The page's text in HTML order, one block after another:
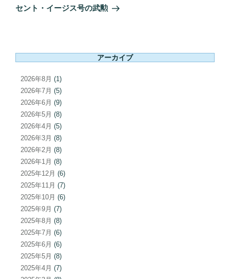
ー
ン
の
セント・イージス号の武勲
アーカイブ
2026年8月 (1)
2026年7月 (5)
2026年6月 (9)
2026年5月 (8)
2026年4月 (5)
2026年3月 (8)
2026年2月 (8)
2026年1月 (8)
2025年12月 (6)
2025年11月 (7)
2025年10月 (6)
2025年9月 (7)
2025年8月 (8)
2025年7月 (6)
2025年6月 (6)
2025年5月 (8)
2025年4月 (7)